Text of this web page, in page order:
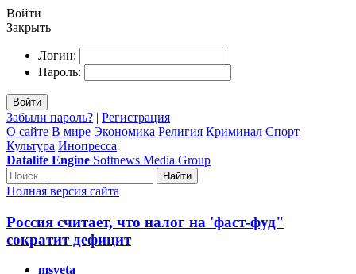
Войти
Закрыть
Логин:
Пароль:
Войти
Забыли пароль? | Регистрация
О сайте В мире Экономика Религия Криминал Спорт
Культура Инопресса
Datalife Engine Softnews Media Group
Найти
Полная версия сайта
Россия считает, что налог на 'фаст-фуд"
сократит дефицит
msveta